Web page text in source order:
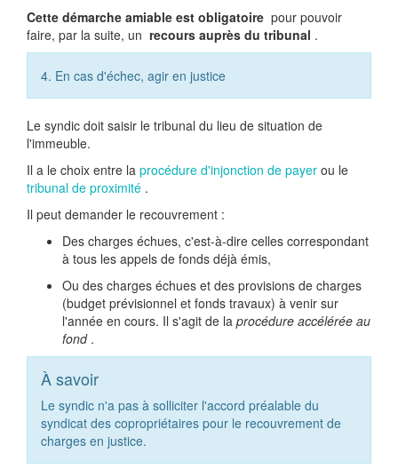
Cette démarche amiable est obligatoire pour pouvoir
faire, par la suite, un recours auprès du tribunal .
4. En cas d'échec, agir en justice
Le syndic doit saisir le tribunal du lieu de situation de
l'immeuble.
Il a le choix entre la procédure d'injonction de payer ou le
tribunal de proximité .
Il peut demander le recouvrement :
Des charges échues, c'est-à-dire celles correspondant
à tous les appels de fonds déjà émis,
Ou des charges échues et des provisions de charges
(budget prévisionnel et fonds travaux) à venir sur
l'année en cours. Il s'agit de la procédure accélérée au
fond .
À savoir
Le syndic n'a pas à solliciter l'accord préalable du
syndicat des copropriétaires pour le recouvrement de
charges en justice.